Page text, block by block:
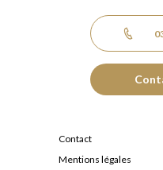
Contact
Mentions légales